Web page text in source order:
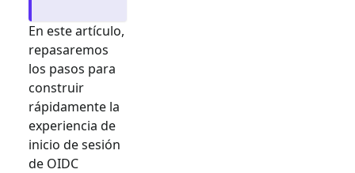
En este artículo,
repasaremos
los pasos para
construir
rápidamente la
experiencia de
inicio de sesión
de OIDC